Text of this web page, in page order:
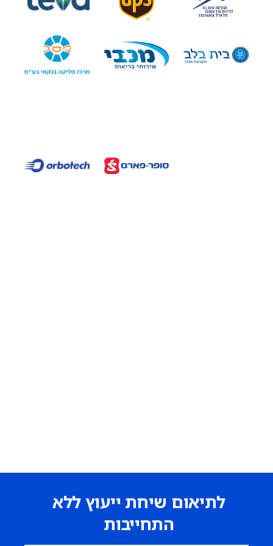
לתיאום שיחת ייעוץ ללא
התחייבות